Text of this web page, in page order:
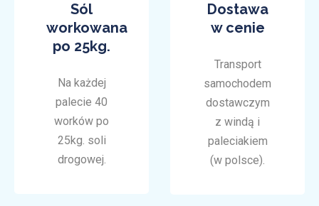
Sól
workowana
po 25kg.
Na każdej
palecie 40
worków po
25kg. soli
drogowej.
Dostawa
w cenie
Transport
samochodem
dostawczym
z windą i
paleciakiem
(w polsce).